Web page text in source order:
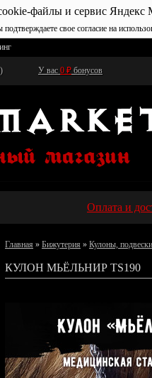
файлы и сервис Яндекс
свое согласие на
) У вас 0 ₽ бонусов
Оплата и
Главная » Бижутерия » Кулоны, подвески
КУЛОН МЬЁЛЬНИР TS190